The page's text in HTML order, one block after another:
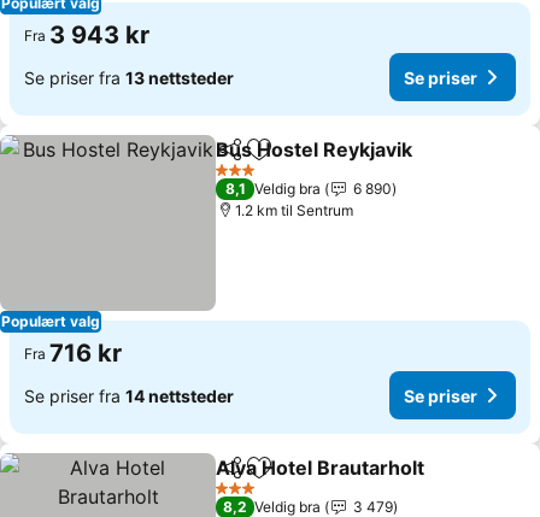
Fra 3 943 kr
Se priser fra 13 nettsteder Se priser
Populært valg
Del Legg til i favoritter
Bus Hostel Reykjavik
3 Stjerner
8,1 Veldig bra
6 890
1.2 km til Sentrum
Fra 716 kr
Se priser fra 14 nettsteder Se priser
Del Legg til i favoritter
Alva Hotel Brautarholt
3 Stjerner
8,2 Veldig bra
3 479